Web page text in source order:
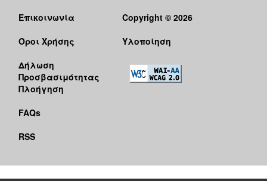
Επικοινωνία
Όροι Χρήσης
Δήλωση
Προσβασιμότητας
Πλοήγηση
FAQs
RSS
Copyright © 2026
Υλοποίηση